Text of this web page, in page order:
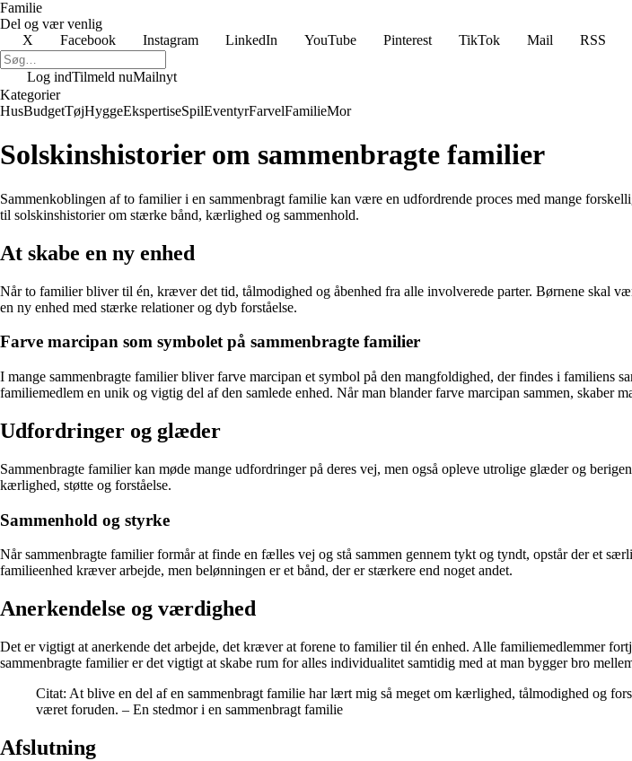
Familie
Del og vær venlig
X
Facebook Instagram LinkedIn YouTube Pinterest TikTok Mail RSS
Log indTilmeld nuMailnyt
Kategorier
HusBudgetTøjHyggeEkspertiseSpilEventyrFarvelFamilieMor
Solskinshistorier om sammenbragte familier
Sammenkoblingen af to familier i en sammenbragt familie kan være en udfordrende proces med mange
til solskinshistorier om stærke bånd, kærlighed og sammenhold.
At skabe en ny enhed
Når to familier bliver til én, kræver det tid, tålmodighed og åbenhed fra alle involverede parter. Børnene skal
en ny enhed med stærke relationer og dyb forståelse.
Farve marcipan som symbolet på sammenbragte familier
I mange sammenbragte familier bliver farve marcipan et symbol på den mangfoldighed, der findes i
familiemedlem en unik og vigtig del af den samlede enhed. Når man blander farve marcipan sammen, skaber
Udfordringer og glæder
Sammenbragte familier kan møde mange udfordringer på deres vej, men også opleve utrolige glæder og
kærlighed, støtte og forståelse.
Sammenhold og styrke
Når sammenbragte familier formår at finde en fælles vej og stå sammen gennem tykt og tyndt, opstår der et
familieenhed kræver arbejde, men belønningen er et bånd, der er stærkere end noget andet.
Anerkendelse og værdighed
Det er vigtigt at anerkende det arbejde, det kræver at forene to familier til én enhed. Alle familiemedlemmer
sammenbragte familier er det vigtigt at skabe rum for alles individualitet samtidig med at man bygger bro
Citat: At blive en del af en sammenbragt familie har lært mig så meget om kærlighed, tålmodighed og
været foruden. – En stedmor i en sammenbragt familie
Afslutning